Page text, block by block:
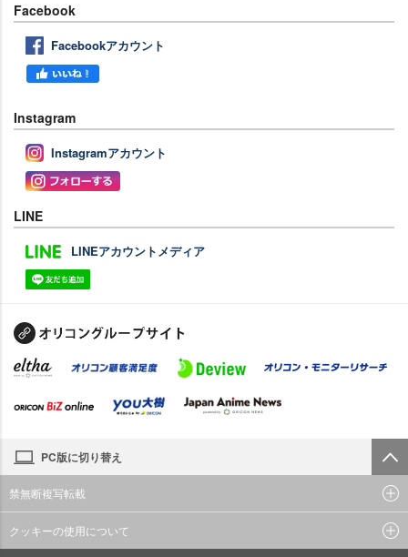
Facebook
Facebookアカウント
Instagram
Instagramアカウント
LINE
LINEアカウントメディア
PC版に切り替え
禁無断複写転載
クッキーの使用について